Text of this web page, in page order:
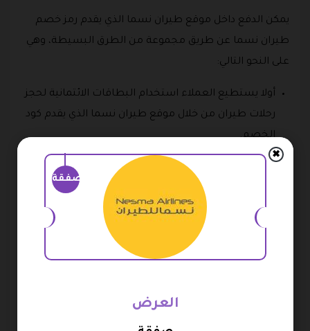
يمكن الدفع داخل موقع طيران نسما الذي يقدم رمز خصم
طيران نسما عن طريق مجموعة من الطرق البسيطة، وهي
على النحو التالي:
أولا يستطيع العملاء استخدام البطاقات الائتمانية لحجز
رحلات طيران من خلال موقع طيران نسما الذي يقدم كود
الخصم.
وتعد الفيزا أحد أشهر هذه الوسائل بالإضافة إلى الماستر
كارد ايضا وهي من الطرق المؤمنة جدا.
هذا بالإضافة إلى إمكانية الدفع عن طريق خدمة فوري
وهي أيضا واحدة من أبرز طرق الدفع داخل المتجر الذي
ويحرص المتجر الذي يقدم كود الخصم على تأمين هذه
صفقة
✖
العرض